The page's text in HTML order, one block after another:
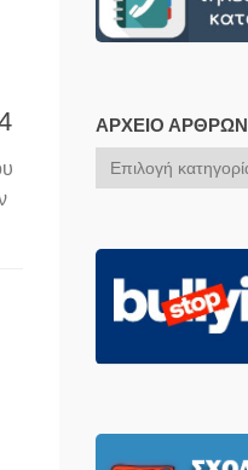
ΑΡΧΕΊΟ ΆΡΘΡΩΝ
Αρχείο
Άρθρων